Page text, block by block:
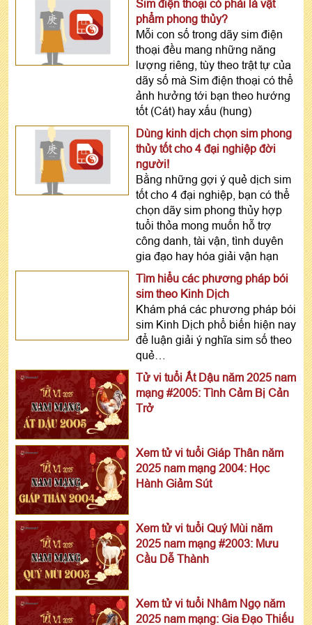
của mình.
4 - Cách xem ngày tốt xấu theo tuổi bằng các phương
pháp khác
Đó chính là các phương pháp: Lục Nhâm, Kỳ Môn Độn
Giáp, Kinh Dịch, Mai Hoa Dịch Số, Phong Thủy xem
Những phương pháp này cũng rất hiệu quả khi có người
uyên bác tư vấn, hướng dẫn, thường thu được hiệu quả
cao, việc dự đoán có tính chính xác vi diệu. Bởi những
phương pháp xem ngày tốt xấu hôm nay hay xem ngày
mai có tốt không này sử dụng phép luận giải rất phức
tạp. Những người không nắm vững kiến thức rất dễ
dàng đi đến kết luận sai về ngày giờ đẹp trong ngày khi
sử dụng những phương pháp này.
Phần mềm xem ngày tốt xấu của chúng tôi được những
chuyên gia hàng đầu xây dựng nên. Kết quả xem ngày
hôm nay tốt hay xấu, giờ nào đẹp, giờ nào xấu được
luận giải dựa trên những điểm ưu việt, sự chính xác của
tất cả các phương pháp này. Qua đó giúp bạn nắm bắt
ngày tốt đầu năm 2025, hay ngày tốt, ngày đẹp tết
2025 nói riêng và xem ngày đẹp theo tuổi nói chung.
Dự đoán tử vi hàng ngày của 12 con giápchuẩn
xác
IV - NHỮNG ĐIỀU LƯU Ý KHI XEM NGÀY TỐT
NGÀY XẤU
Khi tìm ngày tốt xấu để tiến hành công việc của mình thì
bạn cũng cần phải lưu ý những điều sau đây:
1 - Xem ngày giờ tốt xấu căn cứ vào tính chất đa cát
thắng thiểu hung
Dựa vào tính chất công việc người ta lựa chọn những
ngày giờ tốt có các yếu tố năng lượng phù hợp để thu
được kết quả tốt nhất. Thế nên, bạn cần chọn ngày đẹp
phù hợp với mục đích công việc của mình.
Sim điện thoại có phải là vật
phẩm phong thủy?
Mỗi con số trong dãy sim điện
thoại đều mang những năng
lượng riêng, tùy theo trật tự của
dãy số mà Sim điện thoại có thể
ảnh hưởng tới bạn theo hướng
tốt (Cát) hay xấu (hung)
Dùng kinh dịch chọn sim phong
thủy tốt cho 4 đại nghiệp đời
người!
Bằng những gợi ý quẻ dịch sim
tốt cho 4 đại nghiệp, bạn có thể
chọn dãy sim phong thủy hợp
tuổi thỏa mong muốn hỗ trợ
công danh, tài vận, tình duyên
gia đạo hay hóa giải vận hạn
Tìm hiểu các phương pháp bói
sim theo Kinh Dịch
Khám phá các phương pháp bói
sim Kinh Dịch phổ biến hiện nay
để luận giải ý nghĩa sim số theo
quẻ…
Tử vi tuổi Ất Dậu năm 2025 nam
mạng #2005: Tình Cảm Bị Cản
Trở
Xem tử vi tuổi Giáp Thân năm
2025 nam mạng 2004: Học
Hành Giảm Sút
Xem tử vi tuổi Quý Mùi năm
2025 nam mạng #2003: Mưu
Cầu Dễ Thành
Xem tử vi tuổi Nhâm Ngọ năm
2025 nam mạng: Gia Đạo Thiếu